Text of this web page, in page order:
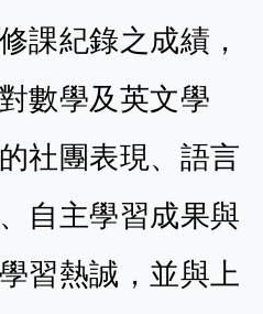
課紀錄之成績，
數學及英文學
社團表現、語言
自主學習成果與
習熱誠，並與上